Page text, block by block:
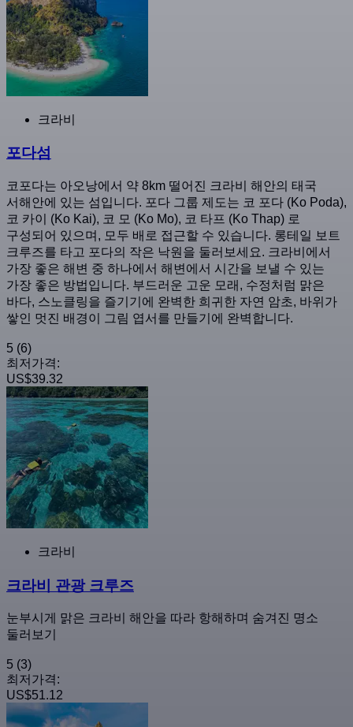
크라비
포다섬
코포다는 아오낭에서 약 8km 떨어진 크라비 해안의 태국
서해안에 있는 섬입니다. 포다 그룹 제도는 코 포다 (Ko Poda),
코 카이 (Ko Kai), 코 모 (Ko Mo), 코 타프 (Ko Thap) 로
구성되어 있으며, 모두 배로 접근할 수 있습니다. 롱테일 보트
크루즈를 타고 포다의 작은 낙원을 둘러보세요. 크라비에서
가장 좋은 해변 중 하나에서 해변에서 시간을 보낼 수 있는
가장 좋은 방법입니다. 부드러운 고운 모래, 수정처럼 맑은
바다, 스노클링을 즐기기에 완벽한 희귀한 자연 암초, 바위가
쌓인 멋진 배경이 그림 엽서를 만들기에 완벽합니다.
5 (6)
최저가격:
US$39.32
크라비
크라비 관광 크루즈
눈부시게 맑은 크라비 해안을 따라 항해하며 숨겨진 명소
둘러보기
5 (3)
최저가격:
US$51.12